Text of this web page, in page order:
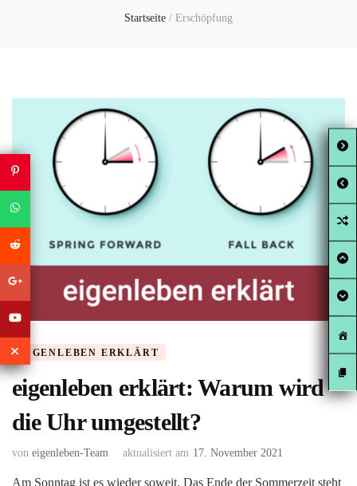
Startseite / Erschöpfung
EIGENLEBEN ERKLÄRT
eigenleben erklärt: Warum wird
die Uhr umgestellt?
von eigenleben-Team aktualisiert am 17. November 2021
Am Sonntag ist es wieder soweit. Das Ende der Sommerzeit steht